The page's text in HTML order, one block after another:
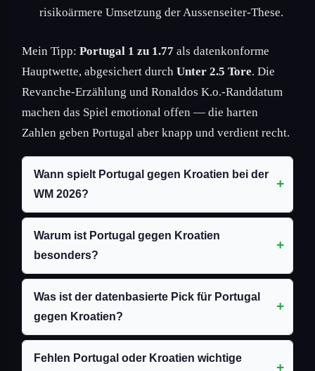
risikoärmere Umsetzung der Aussenseiter-These.
Mein Tipp: Portugal 1 zu 1.77 als datenkonforme
Hauptwette, abgesichert durch Unter 2.5 Tore. Die
Revanche-Erzählung und Ronaldos K.o.-Randdatum
machen das Spiel emotional offen — die harten
Zahlen geben Portugal aber knapp und verdient recht.
Wann spielt Portugal gegen Kroatien bei der
WM 2026?
Warum ist Portugal gegen Kroatien
besonders?
Was ist der datenbasierte Pick für Portugal
gegen Kroatien?
Fehlen Portugal oder Kroatien wichtige